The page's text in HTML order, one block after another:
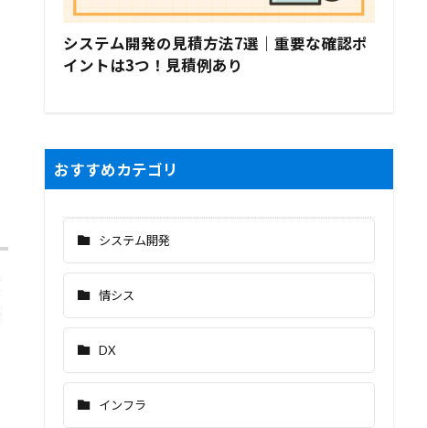
システム開発の見積方法7選｜重要な確認ポ
イントは3つ！見積例あり
おすすめカテゴリ
システム開発
情シス
DX
インフラ